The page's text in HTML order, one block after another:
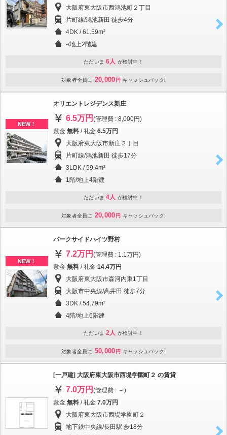
大阪府東大阪市西鴻池町２丁目
片町線/鴻池新田 徒歩4分
4DK / 61.59m²
-/地上2階建
ただいま 6人 が検討中！
対象者全員に 20,000 円 キャッシュバック!
NEW！
オリエントレジデンス新庄
6.5万円 (管理費 : 8,000円)
敷金 無料 / 礼金 6.5万円
大阪府東大阪市新庄２丁目
片町線/鴻池新田 徒歩17分
3LDK / 59.4m²
1階/地上4階建
ただいま 4人 が検討中！
対象者全員に 20,000 円 キャッシュバック!
NEW！
パークサイドハイツ野村
7.2万円 (管理費 : 1.1万円)
敷金 無料 / 礼金 14.4万円
大阪府東大阪市森河内東1丁目
大阪市中央線/高井田 徒歩7分
3DK / 54.79m²
4階/地上6階建
ただいま 2人 が検討中！
対象者全員に 50,000 円 キャッシュバック!
[一戸建] 大阪府東大阪市西堤学園町２ の賃貸
7.0万円 (管理費 : －)
敷金 無料 / 礼金 7.0万円
大阪府東大阪市西堤学園町２
地下鉄中央線/長田駅 歩18分